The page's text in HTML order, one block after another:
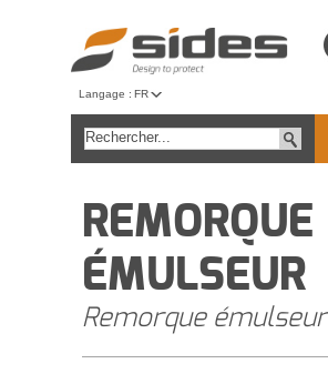
Langage : FR
REMORQUE
ÉMULSEUR
Remorque émulseur